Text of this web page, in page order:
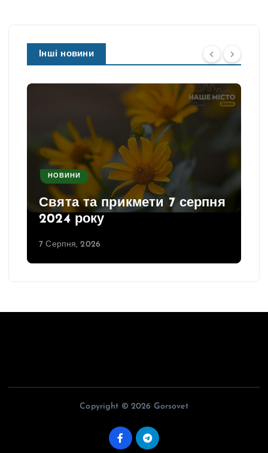
Інші новини
НОВИНИ
Свята та прикмети 7 серпня
2024 року
7 Серпня, 2026
Copyright © 2026 Gorsovet